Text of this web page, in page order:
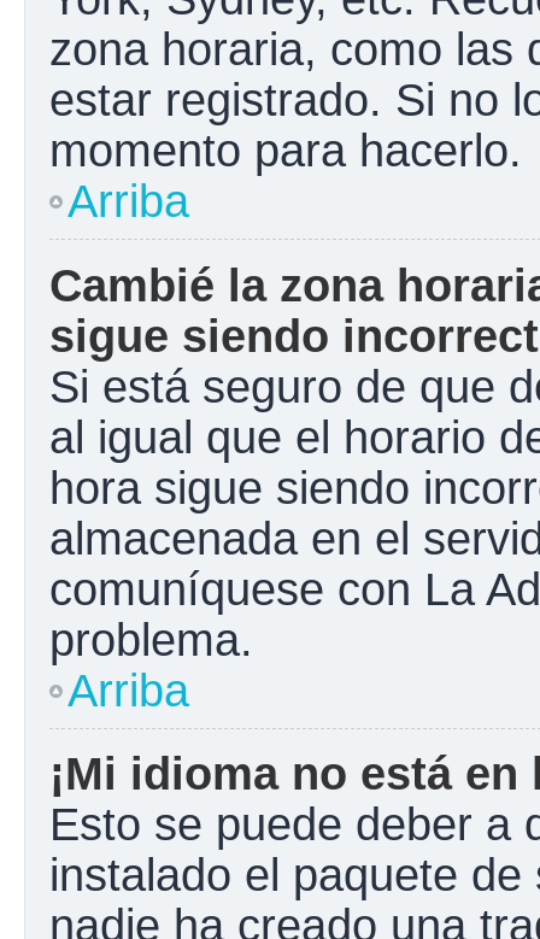
zona horaria, como las
estar registrado. Si no
momento para hacerlo.
Arriba
Cambié la zona
sigue siendo
Si está seguro de que
al igual que el horario
hora sigue siendo
almacenada en el
comuníquese con La
problema.
Arriba
¡Mi idioma no está
Esto se puede deber a
instalado el paquete
nadie ha creado una